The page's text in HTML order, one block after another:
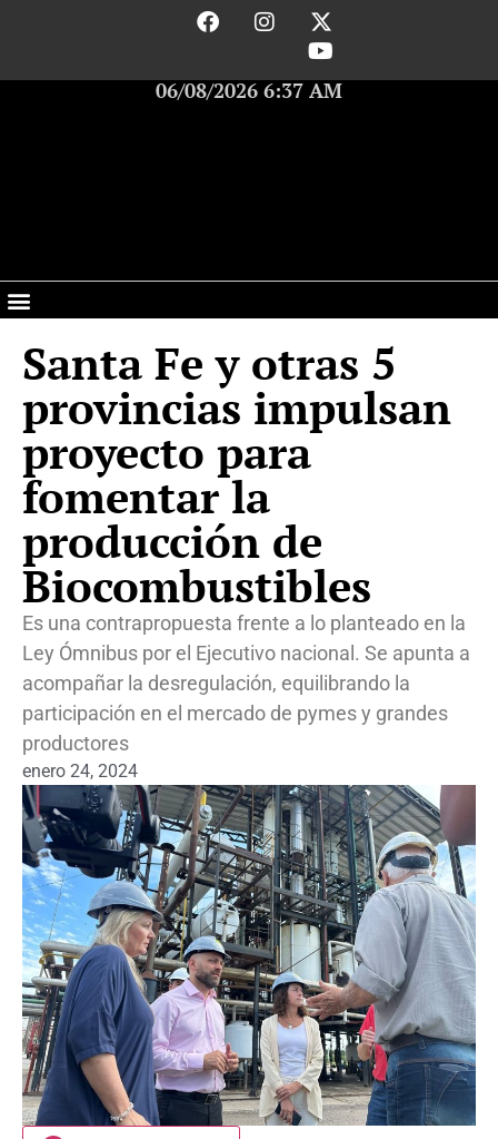
06/08/2026 6:37 AM
Santa Fe y otras 5
provincias impulsan
proyecto para
fomentar la
producción de
Biocombustibles
Es una contrapropuesta frente a lo planteado en la
Ley Ómnibus por el Ejecutivo nacional. Se apunta a
acompañar la desregulación, equilibrando la
participación en el mercado de pymes y grandes
productores
enero 24, 2024